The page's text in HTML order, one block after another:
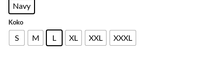
Navy
Koko
S M L XL XXL XXXL